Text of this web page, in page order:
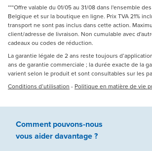
***Offre valable du 01/05 au 31/08 dans l'ensemble
Belgique et sur la boutique en ligne. Prix TVA 21%
transport ne sont pas inclus dans cette action.
client/adresse de livraison. Non cumulable avec
cadeaux ou codes de réduction.
La garantie légale de 2 ans reste toujours
ans de garantie commerciale ; la durée exacte de la
varient selon le produit et sont consultables sur les
Conditions d’utilisation - Politique en matière de vie
Comment pouvons-nous
vous aiderdavantage ?